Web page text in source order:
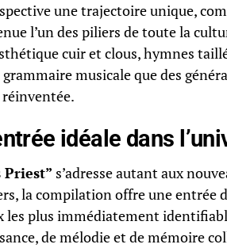
une trajectoire unique,
l’un des piliers de toute la
cuir et clous, hymnes
musicale que des
idéale dans
Priest” s’adresse autant aux
la compilation offre une entrée
les plus immédiatement
de mélodie et de mémoire